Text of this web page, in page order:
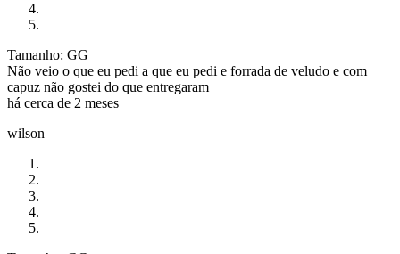
Tamanho: GG
Não veio o que eu pedi a que eu pedi e forrada de veludo e com
capuz não gostei do que entregaram
há cerca de 2 meses
wilson